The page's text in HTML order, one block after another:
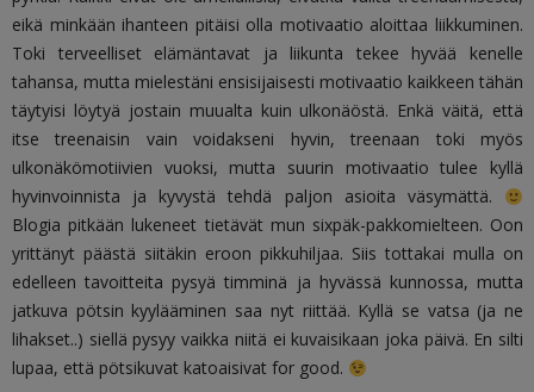
eikä minkään ihanteen pitäisi olla motivaatio aloittaa liikkuminen.
Toki terveelliset elämäntavat ja liikunta tekee hyvää kenelle
tahansa, mutta mielestäni ensisijaisesti motivaatio kaikkeen tähän
täytyisi löytyä jostain muualta kuin ulkonäöstä. Enkä väitä, että
itse treenaisin vain voidakseni hyvin, treenaan toki myös
ulkonäkömotiivien vuoksi, mutta suurin motivaatio tulee kyllä
hyvinvoinnista ja kyvystä tehdä paljon asioita väsymättä.
Blogia pitkään lukeneet tietävät mun sixpäk-pakkomielteen. Oon
yrittänyt päästä siitäkin eroon pikkuhiljaa. Siis tottakai mulla on
edelleen tavoitteita pysyä timminä ja hyvässä kunnossa, mutta
jatkuva pötsin kyylääminen saa nyt riittää. Kyllä se vatsa (ja ne
lihakset..) siellä pysyy vaikka niitä ei kuvaisikaan joka päivä. En silti
lupaa, että pötsikuvat katoaisivat for good.